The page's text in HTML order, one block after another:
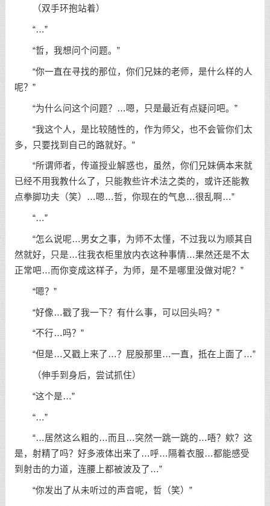
（双手环抱站着）
“…”
“哲，我想问个问题。”
“你一直在寻找的那位，你们兄妹的老师，是什么样的人
呢？”
“为什么问这个问题？…嗯，只是最近有点疑问吧。”
“我这个人，是比较随性的，作为师父，也不会管你们太
多，只要找到自己的路就好。”
“所谓师者，传道授业解惑也，虽然，你们兄妹俩本来就
已经不用我教什么了，只能教些许术法之类的，或许还能教
点拳脚功夫（笑）…嗯…哲，你现在的气息…很乱啊…”
“…”
“怎么说呢…男女之事，为师不太懂，不过我以为顺其自
然就好，只是…往我衣柜里放内衣这种事情…果然还是不太
正常吧…而你变成这样子，为师，是不是哪里没做对呢？”
“嗯？”
“好像…戳了我一下？有什么事，可以回头吗？”
“不行…吗？”
“但是…又戳上来了…？屁股那里…一直，抵在上面了…”
（伸手到身后，尝试抓住）
“这个是…”
“…”
“…居然这么粗的…而且…突然一跳一跳的…唔？欸？这
是，射精了吗？好多液体出来了…呼…隔着衣服…都能感受
到射击的力道，连腰上都被波及了…”
“你发出了从未听过的声音呢，哲（笑）”